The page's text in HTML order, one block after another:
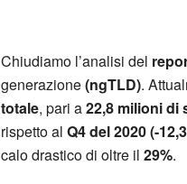
Chiudiamo l’analisi del
generazione(ngTLD).
totale, pari a22,8 milioni di
rispetto al Q4 del 2020 (-
calo drastico di oltre il 29%.